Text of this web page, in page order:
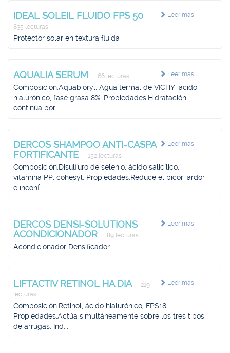
Leer más
IDEAL SOLEIL FLUIDO FPS 50
835 lecturas
Protector solar en textura fluida
Leer más
AQUALIA SERUM 66 lecturas
Composición.Aquabioryl, Agua termal de VICHY, ácido
hialurónico, fase grasa 8%. Propiedades.Hidratación
continúa por ...
Leer más
DERCOS SHAMPOO ANTI-CASPA
FORTIFICANTE
152 lecturas
Composición.Disulfuro de selenio, ácido salicílico,
vitamina PP, cohesyl. Propiedades.Reduce el picor, ardor
e inconf...
Leer más
DERCOS DENSI-SOLUTIONS
ACONDICIONADOR
89 lecturas
Acondicionador Densificador
Leer más
LIFTACTIV RETINOL HA DIA
219
lecturas
Composición.Retinol, ácido hialurónico, FPS18.
Propiedades.Actúa simultáneamente sobre los tres tipos
de arrugas. Ind...